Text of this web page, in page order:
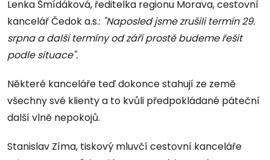
Lenka Šmídáková, ředitelka regionu Morava, cestovní
kancelář Čedok a.s.: "Naposled jsme zrušili termín 29.
srpna a další termíny od září prostě budeme řešit
podle situace".
Některé kanceláře teď dokonce stahují ze země
všechny své klienty a to kvůli předpokládané páteční
další vlně nepokojů.
Stanislav Zíma, tiskový mluvčí cestovní kanceláře